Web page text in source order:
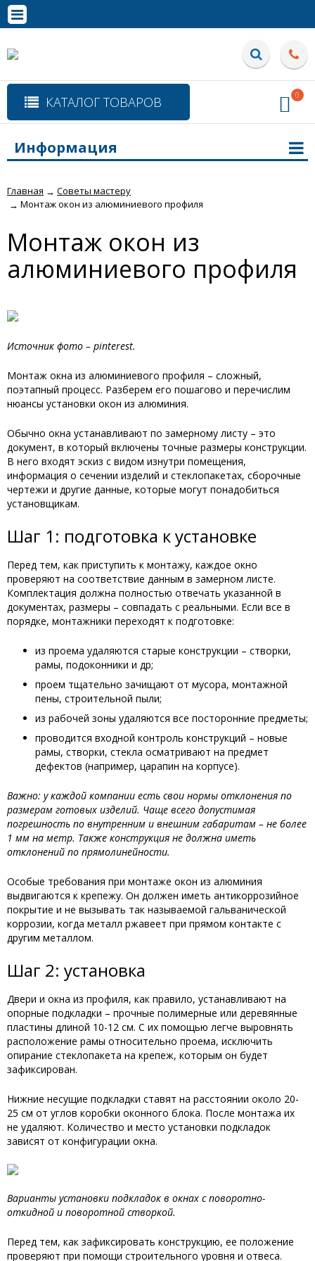
КАТАЛОГ ТОВАРОВ 0
Главная → Советы мастеру
→ Монтаж окон из алюминиевого профиля
Монтаж окон из
алюминиевого профиля
Источник фото – pinterest.
Монтаж окна из алюминиевого профиля – сложный,
поэтапный процесс. Разберем его пошагово и перечислим
нюансы установки окон из алюминия.
Обычно окна устанавливают по замерному листу – это
документ, в который включены точные размеры конструкции.
В него входят эскиз с видом изнутри помещения,
информация о сечении изделий и стеклопакетах, сборочные
чертежи и другие данные, которые могут понадобиться
установщикам.
Шаг 1: подготовка к установке
Перед тем, как приступить к монтажу, каждое окно
проверяют на соответствие данным в замерном листе.
Комплектация должна полностью отвечать указанной в
документах, размеры – совпадать с реальными. Если все в
порядке, монтажники переходят к подготовке:
из проема удаляются старые конструкции – створки,
рамы, подоконники и др;
проем тщательно зачищают от мусора, монтажной
пены, строительной пыли;
из рабочей зоны удаляются все посторонние предметы;
проводится входной контроль конструкций – новые
рамы, створки, стекла осматривают на предмет
дефектов (например, царапин на корпусе).
Важно: у каждой компании есть свои нормы отклонения по
размерам готовых изделий. Чаще всего допустимая
погрешность по внутренним и внешним габаритам – не более
1 мм на метр. Также конструкция не должна иметь
отклонений по прямолинейности.
Особые требования при монтаже окон из алюминия
выдвигаются к крепежу. Он должен иметь антикоррозийное
покрытие и не вызывать так называемой гальванической
коррозии, когда металл ржавеет при прямом контакте с
другим металлом.
Шаг 2: установка
Двери и окна из профиля, как правило, устанавливают на
опорные подкладки – прочные полимерные или деревянные
пластины длиной 10-12 см. С их помощью легче выровнять
расположение рамы относительно проема, исключить
опирание стеклопакета на крепеж, которым он будет
зафиксирован.
Нижние несущие подкладки ставят на расстоянии около 20-
25 см от углов коробки оконного блока. После монтажа их
не удаляют. Количество и место установки подкладок
зависят от конфигурации окна.
Варианты установки подкладок в окнах с поворотно-
откидной и поворотной створкой.
Перед тем, как зафиксировать конструкцию, ее положение
проверяют при помощи строительного уровня и отвеса.
Информация